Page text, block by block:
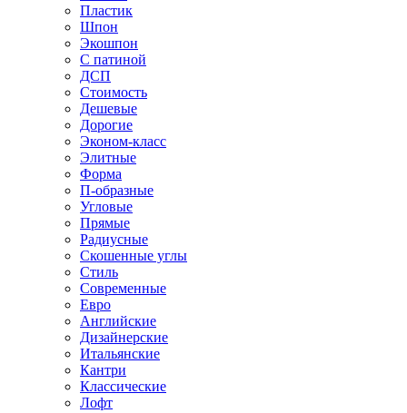
Пластик
Шпон
Экошпон
С патиной
ДСП
Стоимость
Дешевые
Дорогие
Эконом-класс
Элитные
Форма
П-образные
Угловые
Прямые
Радиусные
Скошенные углы
Стиль
Современные
Евро
Английские
Дизайнерские
Итальянские
Кантри
Классические
Лофт